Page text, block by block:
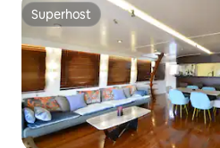
Superhost
Superhost